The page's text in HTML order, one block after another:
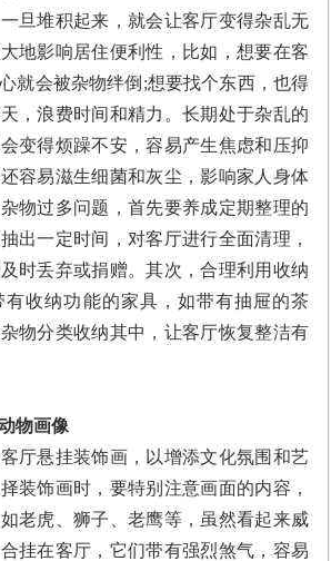
旦堆积起来，就会让客厅变得杂乱无
地影响居住便利性，比如，想要在客
就会被杂物绊倒;想要找个东西，也得
，浪费时间和精力。长期处于杂乱的
变得烦躁不安，容易产生焦虑和压抑
容易滋生细菌和灰尘，影响家人身体
物过多问题，首先要养成定期整理的
出一定时间，对客厅进行全面清理，
时丢弃或捐赠。其次，合理利用收纳
有收纳功能的家具，如带有抽屉的茶
物分类收纳其中，让客厅恢复整洁有
物画像
悬挂装饰画，以增添文化氛围和艺
装饰画时，要特别注意画面的内容，
老虎、狮子、老鹰等，虽然看起来威
挂在客厅，它们带有强烈煞气，容易